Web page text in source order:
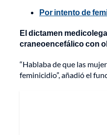
Por intento de
El dictamen
craneoencefálico con
“Hablaba de que las
feminicidio”, añadió el